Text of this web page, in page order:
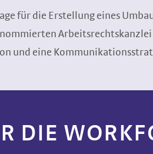
für die Erstellung eines
und eine
DIE